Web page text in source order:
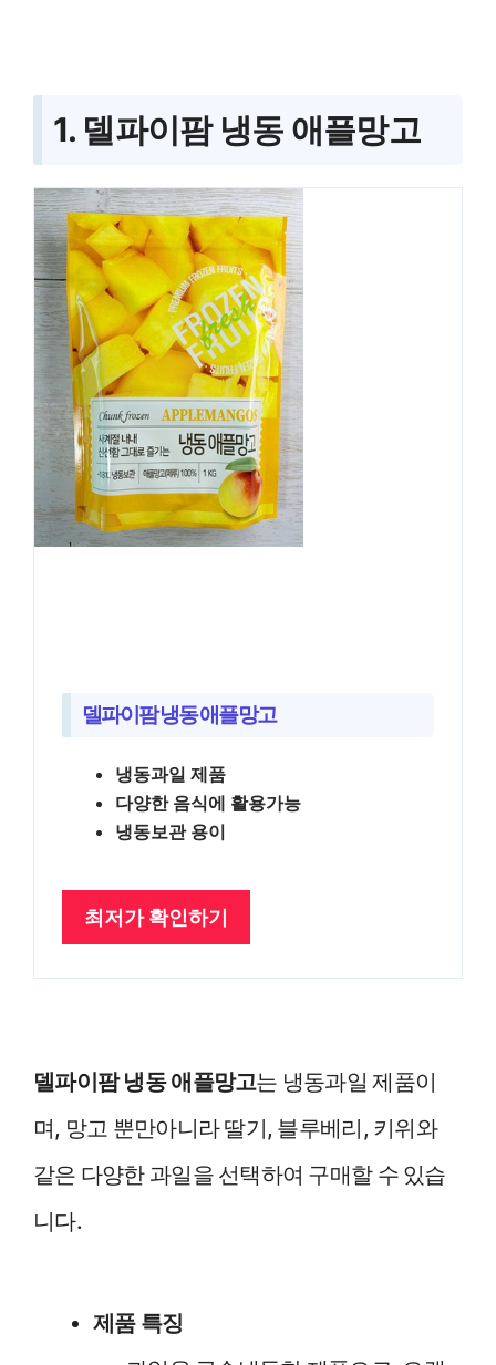
1. 델파이팜 냉동 애플망고
델파이팜 냉동 애플망고
냉동과일 제품
다양한 음식에 활용가능
냉동보관 용이
최저가 확인하기
델파이팜 냉동 애플망고는 냉동과일 제품이
며, 망고 뿐만아니라 딸기, 블루베리, 키위와
같은 다양한 과일을 선택하여 구매할 수 있습
니다.
제품 특징